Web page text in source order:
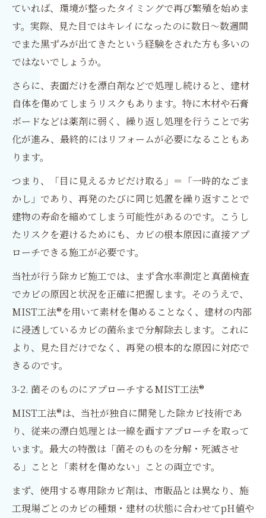
ていれば、環境が整ったタイミングで再び繁殖を始めま
す。実際、見た目ではキレイになったのに数日〜数週間
でまた黒ずみが出てきたという経験をされた方も多いの
ではないでしょうか。
さらに、表面だけを漂白剤などで処理し続けると、建材
自体を傷めてしまうリスクもあります。特に木材や石膏
ボードなどは薬剤に弱く、繰り返し処理を行うことで劣
化が進み、最終的にはリフォームが必要になることもあ
ります。
つまり、「目に見えるカビだけ取る」＝「一時的なごま
かし」であり、再発のたびに同じ処置を繰り返すことで
建物の寿命を縮めてしまう可能性があるのです。こうし
たリスクを避けるためにも、カビの根本原因に直接アプ
ローチできる施工が必要です。
当社が行う除カビ施工では、まず含水率測定と真菌検査
でカビの原因と状況を正確に把握します。そのうえで、
MIST工法®を用いて素材を傷めることなく、建材の内部
に浸透しているカビの菌糸まで分解除去します。これに
より、見た目だけでなく、再発の根本的な原因に対応で
きるのです。
3-2. 菌そのものにアプローチするMIST工法®
MIST工法®は、当社が独自に開発した除カビ技術であ
り、従来の漂白処理とは一線を画すアプローチを取って
います。最大の特徴は「菌そのものを分解・死滅させ
る」ことと「素材を傷めない」ことの両立です。
まず、使用する専用除カビ剤は、市販品とは異なり、施
工現場ごとのカビの種類・建材の状態に合わせてpH値や